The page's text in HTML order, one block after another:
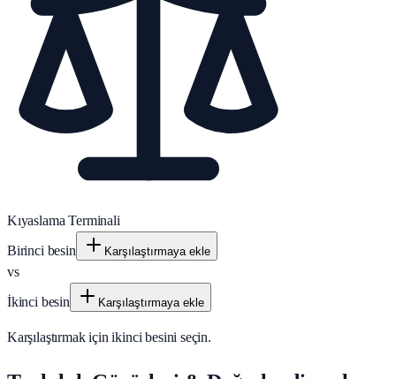
Kıyaslama Terminali
Birinci besin
Karşılaştırmaya ekle
vs
İkinci besin
Karşılaştırmaya ekle
Karşılaştırmak için ikinci besini seçin.